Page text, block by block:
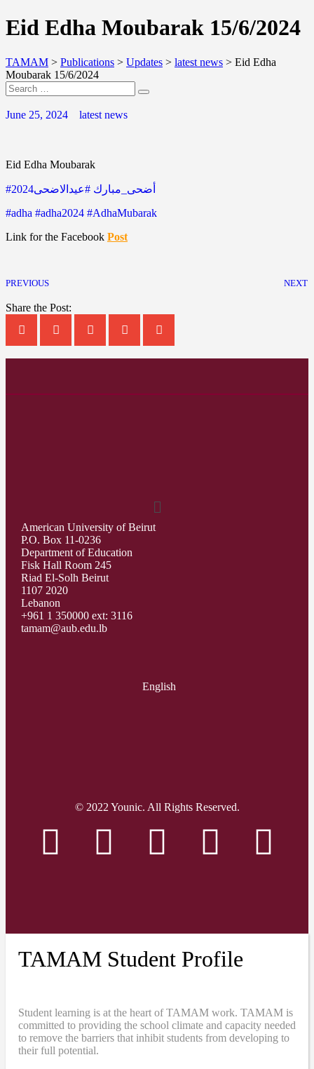
Eid Edha Moubarak 15/6/2024
TAMAM > Publications > Updates > latest news > Eid Edha
Moubarak 15/6/2024
June 25, 2024 latest news
Eid Edha Moubarak
#أضحى_مبارك #عيدالاضحى2024
#adha #adha2024 #AdhaMubarak
Link for the Facebook Post
PREVIOUS NEXT
Share the Post:
American University of Beirut
P.O. Box 11-0236
Department of Education
Fisk Hall Room 245
Riad El-Solh Beirut
1107 2020
Lebanon
+961 1 350000 ext: 3116
tamam@aub.edu.lb
English
© 2022 Younic. All Rights Reserved.
TAMAM Student Profile
Student learning is at the heart of TAMAM work. TAMAM is
committed to providing the school climate and capacity needed
to remove the barriers that inhibit students from developing to
their full potential.